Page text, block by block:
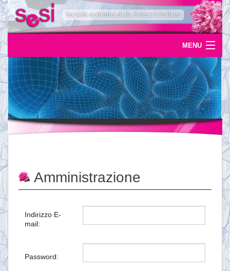
MENU
Home
Uscite
Eventi
News
Servizi
Ordinazioni
Amministrazione
Indirizzo E-
mail:
Password: